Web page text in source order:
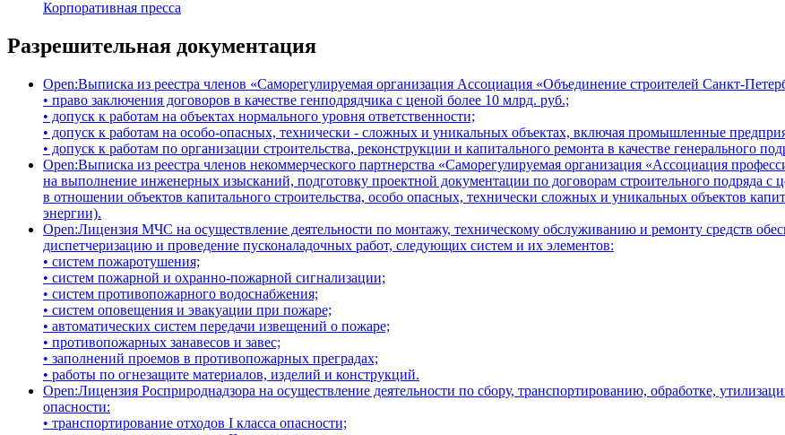
Корпоративная пресса
Разрешительная документация
Open:Выписка из реестра членов «Саморегулируемая организация Ассоциация «Объединение строителей Санкт-
• право заключения договоров в качестве генподрядчика с ценой более 10 млрд. руб.;
• допуск к работам на объектах нормального уровня ответственности;
• допуск к работам на особо-опасных, технически - сложных и уникальных объектах, включая промышленные
• допуск к работам по организации строительства, реконструкции и капитального ремонта в качестве генерального
Open:Выписка из реестра членов некоммерческого партнерства «Саморегулируемая организация «Ассоциация
на выполнение инженерных изысканий, подготовку проектной документации по договорам строительного подряда с
в отношении объектов капитального строительства, особо опасных, технически сложных и уникальных объектов
энергии).
Open:Лицензия МЧС на осуществление деятельности по монтажу, техническому обслуживанию и ремонту средств
диспетчеризацию и проведение пусконаладочных работ, следующих систем и их элементов:
• систем пожаротушения;
• систем пожарной и охранно-пожарной сигнализации;
• систем противопожарного водоснабжения;
• систем оповещения и эвакуации при пожаре;
• автоматических систем передачи извещений о пожаре;
• противопожарных занавесов и завес;
• заполнений проемов в противопожарных преградах;
• работы по огнезащите материалов, изделий и конструкций.
Open:Лицензия Росприроднадзора на осуществление деятельности по сбору, транспортированию, обработке,
опасности:
• транспортирование отходов I класса опасности;